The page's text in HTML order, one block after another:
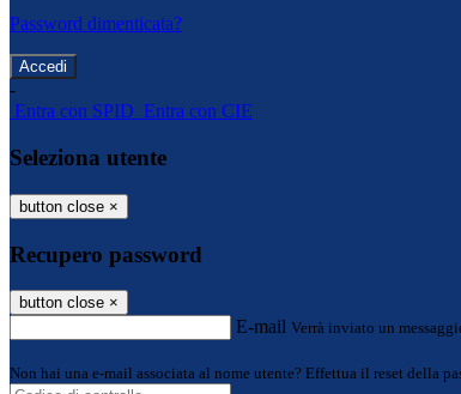
Password dimenticata?
-
Entra con SPID Entra con CIE
Seleziona utente
button close ×
Recupero password
button close ×
E-mail Verrà inviato un
Non hai una e-mail associata al nome utente? Effettua il reset della